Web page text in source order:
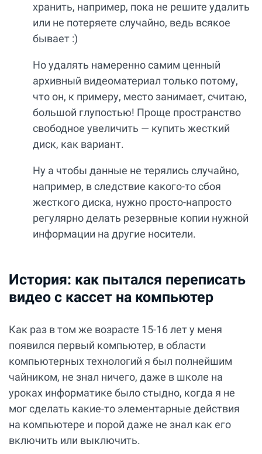
хранить, например, пока не решите удалить
или не потеряете случайно, ведь всякое
бывает :)
Но удалять намеренно самим ценный
архивный видеоматериал только потому,
что он, к примеру, место занимает, считаю,
большой глупостью! Проще пространство
свободное увеличить — купить жесткий
диск, как вариант.
Ну а чтобы данные не терялись случайно,
например, в следствие какого-то сбоя
жесткого диска, нужно просто-напросто
регулярно делать резервные копии нужной
информации на другие носители.
История: как пытался переписать
видео с кассет на компьютер
Как раз в том же возрасте 15-16 лет у меня
появился первый компьютер, в области
компьютерных технологий я был полнейшим
чайником, не знал ничего, даже в школе на
уроках информатике было стыдно, когда я не
мог сделать какие-то элементарные действия
на компьютере и порой даже не знал как его
включить или выключить.